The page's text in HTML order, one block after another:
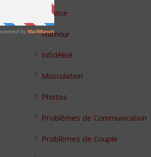
Finance
Humour
Infidélité
Musculation
Photos
Problèmes de Communication
Problèmes de Couple